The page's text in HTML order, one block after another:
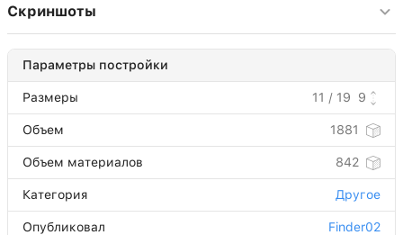
Скриншоты
Параметры постройки
Размеры 11 / 19 9
Объем 1881
Объем материалов 842
Категория Другое
Опубликовал Finder02